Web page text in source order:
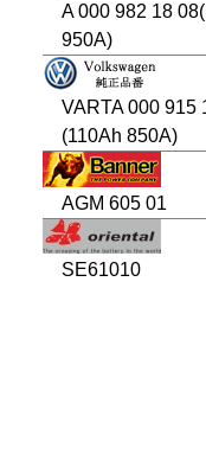
A 000 982 18
950A)
VARTA 000 915
(110Ah 850A)
AGM 605 01
SE61010